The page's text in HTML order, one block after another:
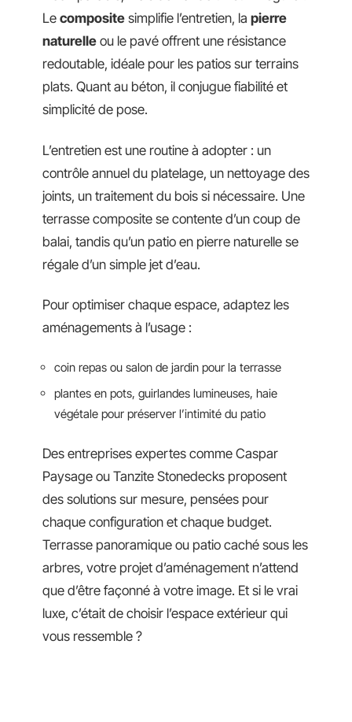
Le composite simplifie l’entretien, la pierre
naturelle ou le pavé offrent une résistance
redoutable, idéale pour les patios sur terrains
plats. Quant au béton, il conjugue fiabilité et
simplicité de pose.
L’entretien est une routine à adopter : un
contrôle annuel du platelage, un nettoyage des
joints, un traitement du bois si nécessaire. Une
terrasse composite se contente d’un coup de
balai, tandis qu’un patio en pierre naturelle se
régale d’un simple jet d’eau.
Pour optimiser chaque espace, adaptez les
aménagements à l’usage :
coin repas ou salon de jardin pour la terrasse
plantes en pots, guirlandes lumineuses, haie
végétale pour préserver l’intimité du patio
Des entreprises expertes comme Caspar
Paysage ou Tanzite Stonedecks proposent
des solutions sur mesure, pensées pour
chaque configuration et chaque budget.
Terrasse panoramique ou patio caché sous les
arbres, votre projet d’aménagement n’attend
que d’être façonné à votre image. Et si le vrai
luxe, c’était de choisir l’espace extérieur qui
vous ressemble ?